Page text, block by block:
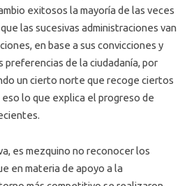
exitosos la mayoría de las veces
las sucesivas administraciones van
en base a sus convicciones y
preferencias de la ciudadanía, por
un cierto norte que recoge ciertos
eso lo que explica el progreso de
es mezquino no reconocer los
en materia de apoyo a la